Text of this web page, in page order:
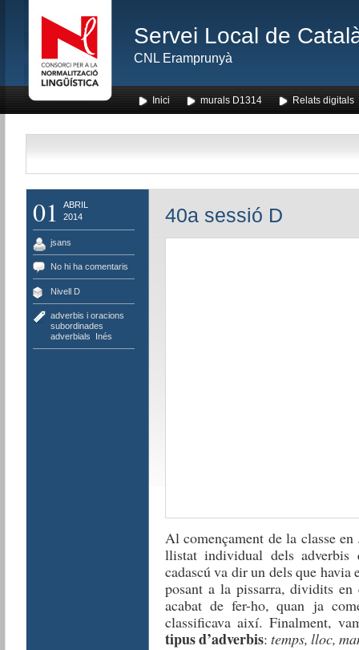
Servei Local de
CNL Eramprunyà
Inici murals D1314 Relats digitals
01
ABRIL
2014
jsans
No hi ha comentaris
Nivell D
adverbis i oracions
subordinades
adverbials
Inés
40a sessió D
Al començament de la classe
llistat individual dels adverbis
cadascú va dir un dels que
posant a la pissarra, dividits en
acabat de fer-ho, quan ja
classificava així. Finalment,
tipus d’adverbis: temps, lloc,